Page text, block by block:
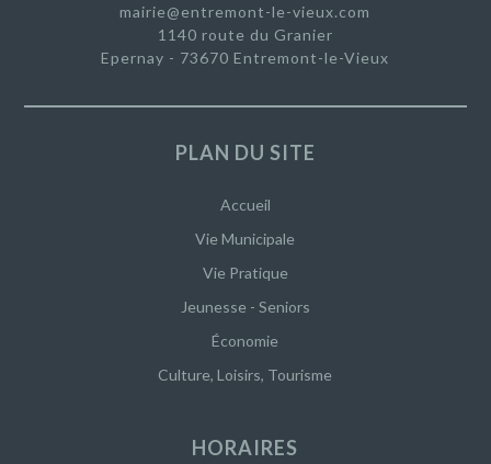
mairie@entremont-le-vieux.com
1140 route du Granier
Epernay - 73670 Entremont-le-Vieux
PLAN DU SITE
Accueil
Vie Municipale
Vie Pratique
Jeunesse - Seniors
Économie
Culture, Loisirs, Tourisme
HORAIRES